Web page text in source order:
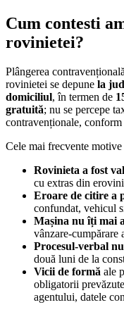
Cum contesti
rovinietei?
Plângerea
rovinietei se depune la
domiciliul, în termen de
gratuită; nu se percepe
contravenționale,
Cele mai frecvente motive
Rovinieta a fost
cu extras din
Eroare de citire a
confundat, vehicul
Mașina nu îți mai
vânzare-cumpărare
Procesul-verbal
două luni de la
Vicii de formă ale
obligatorii
agentului, datele